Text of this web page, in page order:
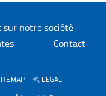
sur notre société
Contact
LEGAL